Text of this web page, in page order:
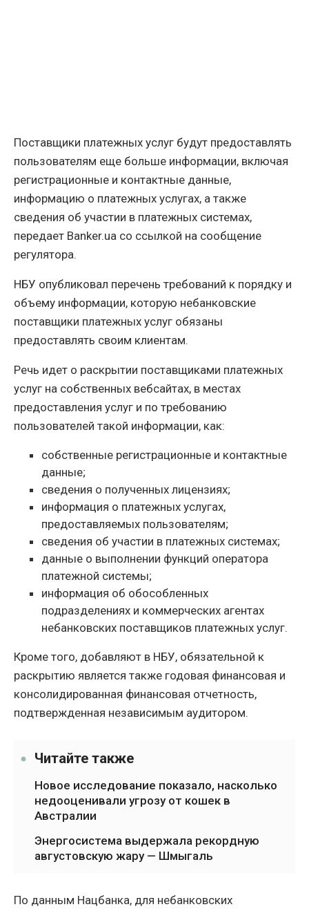
Поставщики платежных услуг будут предоставлять
пользователям еще больше информации, включая
регистрационные и контактные данные,
информацию о платежных услугах, а также
сведения об участии в платежных системах,
передает Banker.ua со ссылкой на сообщение
регулятора.
НБУ опубликовал перечень требований к порядку и
объему информации, которую небанковские
поставщики платежных услуг обязаны
предоставлять своим клиентам.
Речь идет о раскрытии поставщиками платежных
услуг на собственных вебсайтах, в местах
предоставления услуг и по требованию
пользователей такой информации, как:
собственные регистрационные и контактные
данные;
сведения о полученных лицензиях;
информация о платежных услугах,
предоставляемых пользователям;
сведения об участии в платежных системах;
данные о выполнении функций оператора
платежной системы;
информация об обособленных
подразделениях и коммерческих агентах
небанковских поставщиков платежных услуг.
Кроме того, добавляют в НБУ, обязательной к
раскрытию является также годовая финансовая и
консолидированная финансовая отчетность,
подтвержденная независимым аудитором.
Читайте также
Новое исследование показало, насколько
недооценивали угрозу от кошек в
Австралии
Энергосистема выдержала рекордную
августовскую жару — Шмыгаль
По данным Нацбанка, для небанковских